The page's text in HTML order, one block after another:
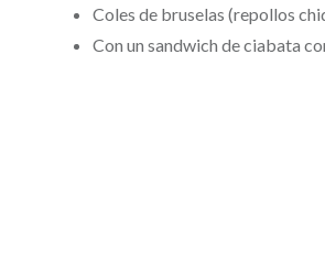
Coles de bruselas (repollos
Con un sandwich de ciabata